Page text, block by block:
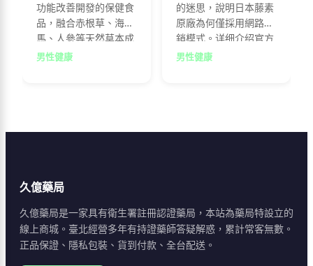
功能改善開發的保健食
品，融合赤根草、海
馬、人參等天然草本成
分。本文深入解析藤素
體。詳細說明其作用原
男性健康
的迷思，說明日本藤素
原廠為何僅採用網路直
銷模式。详细介绍官方
網站特色、購物流程及
費權益。
男性健康
久億藥局
久億藥局是一家具有衛生署註冊認證藥局，本站為藥局特設立的
線上商城。臺北經營多年有持證藥師答疑解惑，累計常客無數。
正品保證、隱私包裝、貨到付款、全台配送。